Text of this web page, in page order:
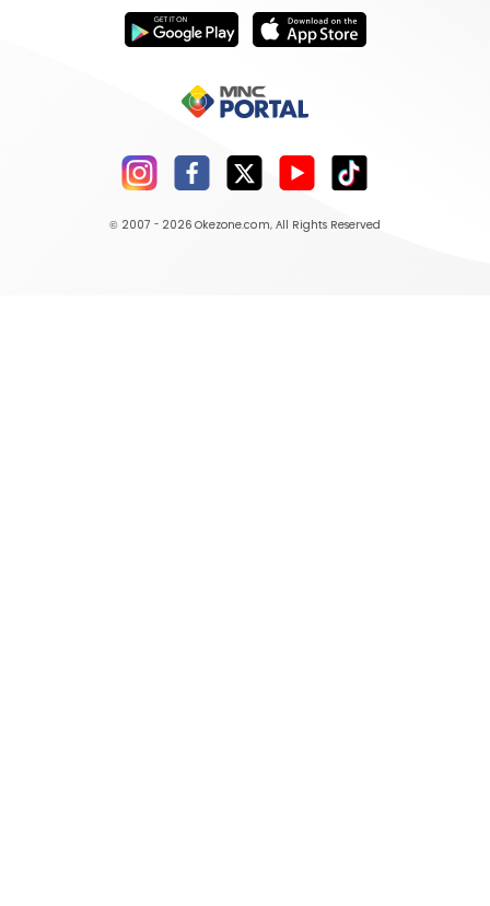
© 2007 - 2026 Okezone.com, All Rights Reserved